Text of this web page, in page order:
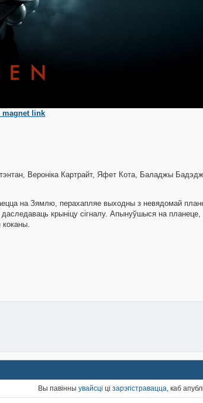
link
Вероніка Картрайт, Яфет Кота, Баладжы
на Зямлю, перахапляе выходны з невядомай
даследаваць крыніцу сігналу. Апынуўшыся на
Вы павінны увайсці ці зарэгістравацца, каб